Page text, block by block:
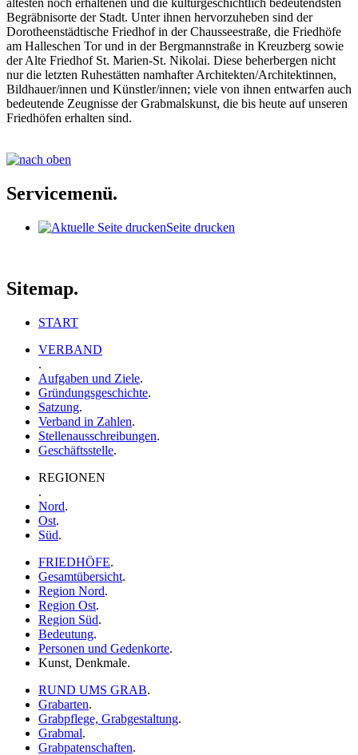
ältesten noch erhaltenen und die kulturgeschichtlich bedeutendsten
Begräbnisorte der Stadt. Unter ihnen hervorzuheben sind der
Dorotheenstädtische Friedhof in der Chausseestraße, die Friedhöfe
am Halleschen Tor und in der Bergmannstraße in Kreuzberg sowie
der Alte Friedhof St. Marien-St. Nikolai. Diese beherbergen nicht
nur die letzten Ruhestätten namhafter Architekten/Architektinnen,
Bildhauer/innen und Künstler/innen; viele von ihnen entwarfen auch
bedeutende Zeugnisse der Grabmalskunst, die bis heute auf unseren
Friedhöfen erhalten sind.
Servicemenü.
Seite drucken
Sitemap.
START
VERBAND
.
Aufgaben und Ziele.
Gründungsgeschichte.
Satzung.
Verband in Zahlen.
Stellenausschreibungen.
Geschäftsstelle.
REGIONEN
.
Nord.
Ost.
Süd.
FRIEDHÖFE.
Gesamtübersicht.
Region Nord.
Region Ost.
Region Süd.
Bedeutung.
Personen und Gedenkorte.
Kunst, Denkmale.
RUND UMS GRAB.
Grabarten.
Grabpflege, Grabgestaltung.
Grabmal.
Grabpatenschaften.